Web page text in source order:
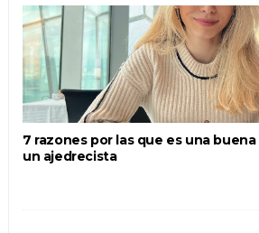
7 razones por las que es una
un ajedrecista